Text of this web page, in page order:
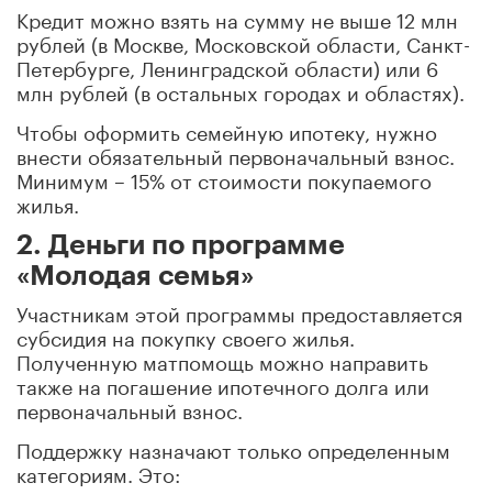
Кредит можно взять на сумму не выше 12 млн
рублей (в Москве, Московской области, Санкт-
Петербурге, Ленинградской области) или 6
млн рублей (в остальных городах и областях).
Чтобы оформить семейную ипотеку, нужно
внести обязательный первоначальный взнос.
Минимум – 15% от стоимости покупаемого
жилья.
2. Деньги по программе
«Молодая семья»
Участникам этой программы предоставляется
субсидия на покупку своего жилья.
Полученную матпомощь можно направить
также на погашение ипотечного долга или
первоначальный взнос.
Поддержку назначают только определенным
категориям. Это: